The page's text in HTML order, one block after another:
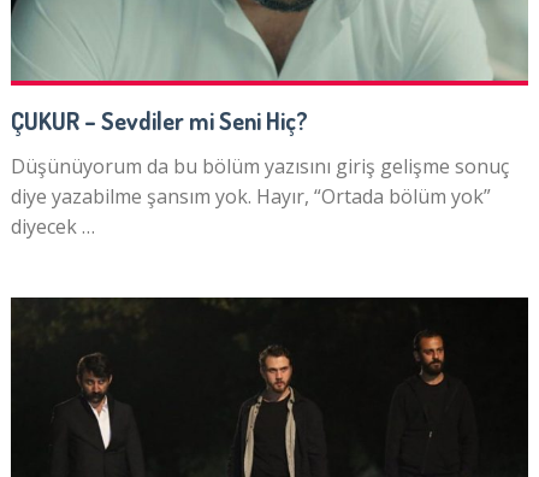
ÇUKUR – Sevdiler mi Seni Hiç?
Düşünüyorum da bu bölüm yazısını giriş gelişme sonuç
diye yazabilme şansım yok. Hayır, “Ortada bölüm yok”
diyecek …